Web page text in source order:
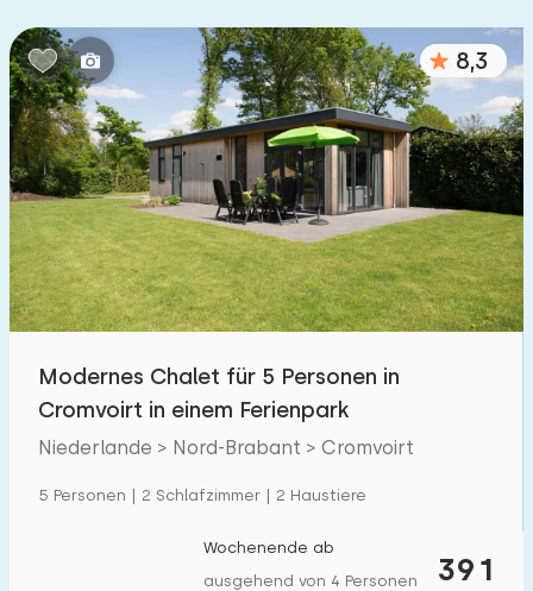
8,3
Modernes Chalet für 5 Personen in
Cromvoirt in einem Ferienpark
Niederlande > Nord-Brabant > Cromvoirt
5 Personen | 2 Schlafzimmer | 2 Haustiere
391
Wochenende ab
ausgehend von 4 Personen